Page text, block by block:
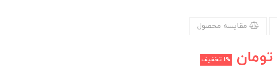
مقایسه محصول
تومان 1% تخفیف